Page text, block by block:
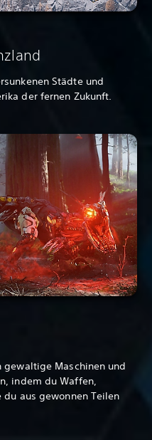
Städte und
der fernen Zukunft.
Maschinen und
indem du Waffen,
aus gewonnen Teilen